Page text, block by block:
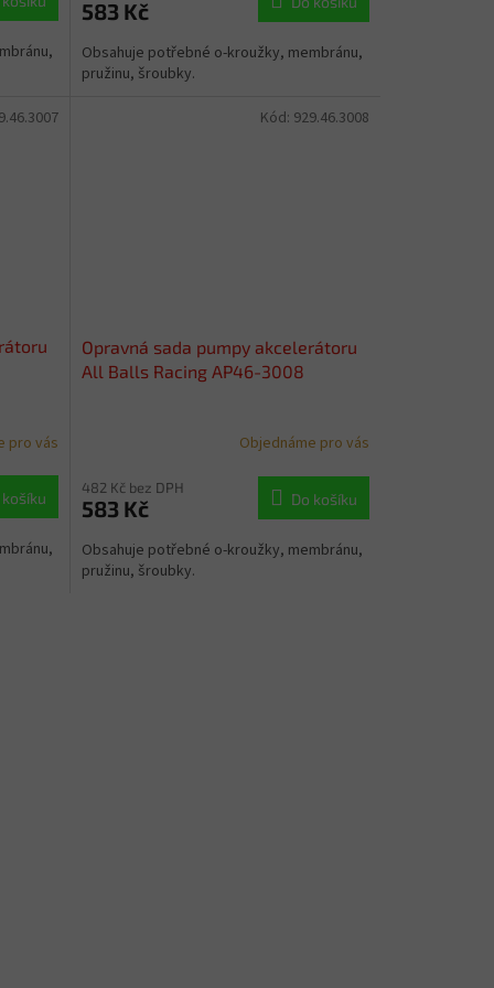
583 Kč
Obsahuje potřebné o-kroužky, membránu,
pružinu, šroubky.
pro vás
košíku
Opravná sada pumpy akcelerátoru
All Balls Racing AP46-3008
Objednáme pro vás
482 Kč bez DPH
583 Kč Do košíku
Obsahuje potřebné o-kroužky, membránu,
pružinu, šroubky.
Kód: 929.46.3008